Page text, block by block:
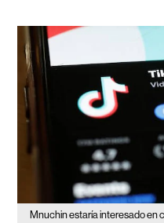
Mnuchin estaría interesado en